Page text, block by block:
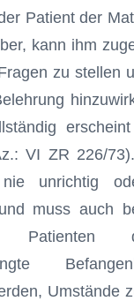
Patient der
kann ihm
zu stellen
VI ZR 226/
unrichtig
muss auch
Umstände